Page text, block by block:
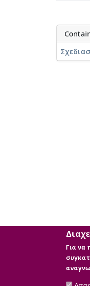
Για να